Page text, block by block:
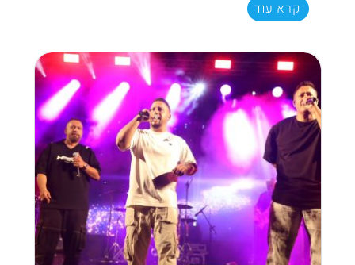
קרא עוד